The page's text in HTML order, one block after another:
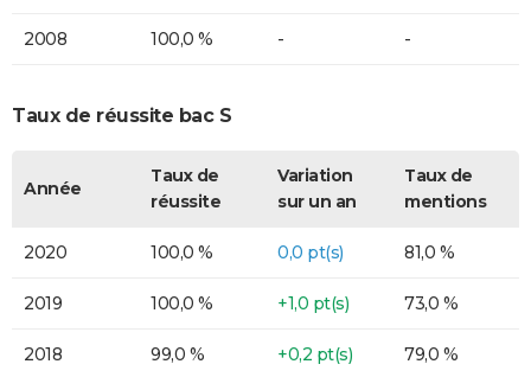
2008 100,0 % - -
Taux de réussite bac S
Année
Taux de
réussite
Variation
sur un an
Taux de
mentions
2020 100,0 % 0,0 pt(s) 81,0 %
2019 100,0 % +1,0 pt(s) 73,0 %
2018 99,0 % +0,2 pt(s) 79,0 %